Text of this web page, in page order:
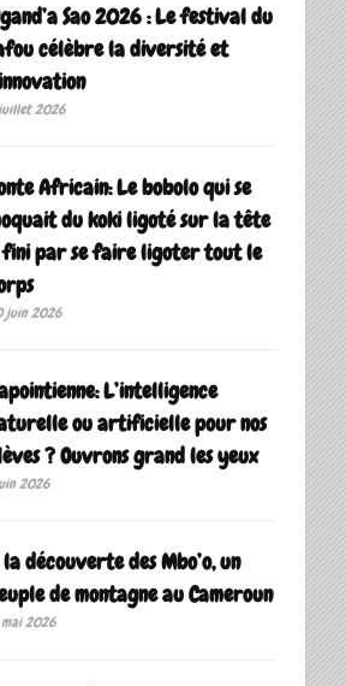
Sao 2026 : Le festival du
célèbre la diversité et
2026
Africain: Le bobolo qui se
du koki ligoté sur la tête
par se faire ligoter tout le
juin 2026
L’intelligence
ou artificielle pour nos
? Ouvrons grand les yeux
2026
découverte des Mbo’o, un
de montagne au Cameroun
mai 2026